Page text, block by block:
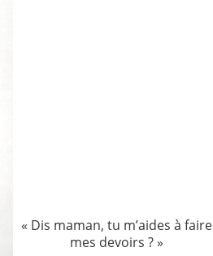
« Dis maman, tu m’aides à faire
mes devoirs ? »